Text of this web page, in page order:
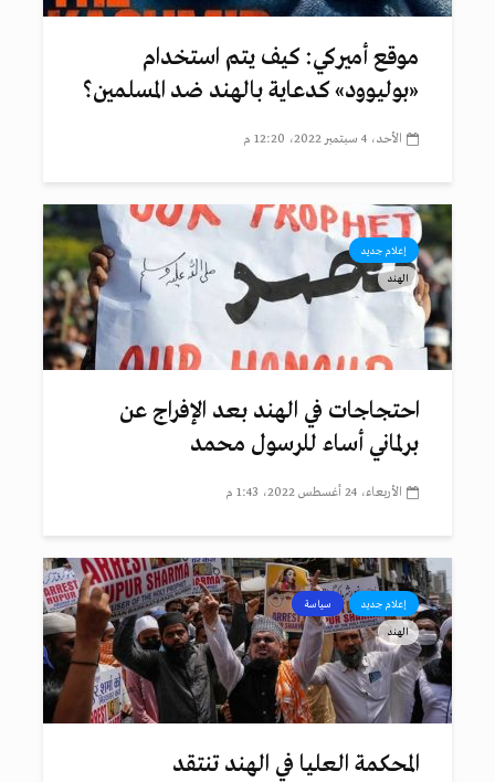
موقع أميركي: كيف يتم استخدام
«بوليوود» كدعاية بالهند ضد المسلمين؟
الأحد، 4 سبتمبر 2022، 12:20 م
إعلام جديد
الهند
احتجاجات في الهند بعد الإفراج عن
برلماني أساء للرسول محمد
الأربعاء، 24 أغسطس 2022، 1:43 م
إعلام جديد سياسة
الهند
المحكمة العليا في الهند تنتقد